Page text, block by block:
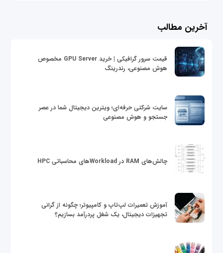
آخرین مطالب
قیمت سرور گرافیکی | خرید GPU Server مخصوص
هوش مصنوعی، رندرینگ
سایت شرکتی حرفه‌ای؛ ویترین دیجیتال شما در عصر
جستجو و هوش مصنوعی
چالش‌های RAM در Workloadهای محاسباتی HPC
آموزش تعمیرات لپ‌تاپ و کامپیوتر؛ چگونه از گرانی
تجهیزات دیجیتال، یک شغل پردرآمد بسازیم؟